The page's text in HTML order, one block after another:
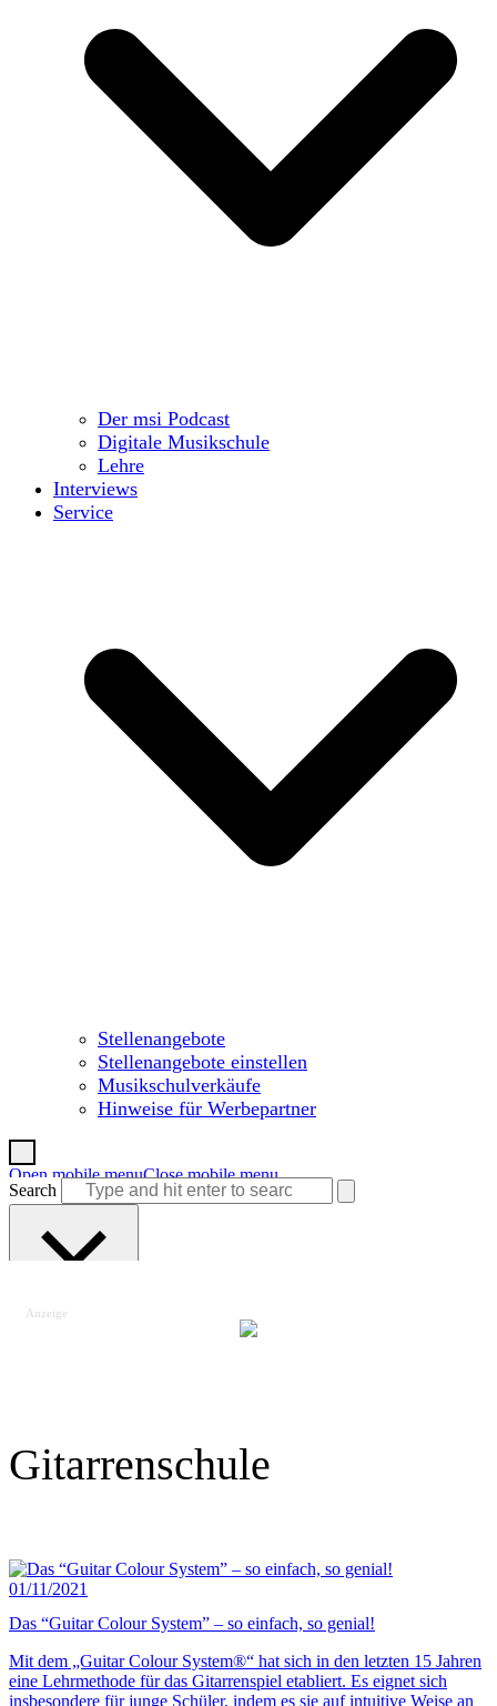
Der msi Podcast
Digitale Musikschule
Lehre
Interviews
Service
Stellenangebote
Stellenangebote einstellen
Musikschulverkäufe
Hinweise für Werbepartner
Open mobile menuClose mobile menu
Warenkorb
Search
Anzeige
Gitarrenschule
01/11/2021
Das “Guitar Colour System” – so einfach, so genial!
Mit dem „Guitar Colour System®“ hat sich in den letzten 15 Jahren
eine Lehrmethode für das Gitarrenspiel etabliert. Es eignet sich
insbesondere für junge Schüler, indem es sie auf intuitive Weise an